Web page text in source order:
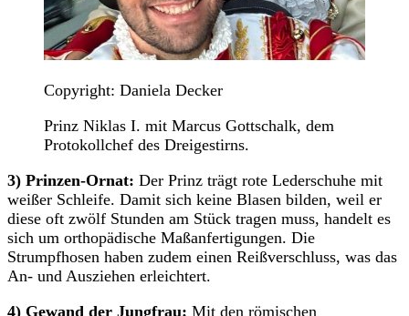
Copyright: Daniela Decker
Prinz Niklas I. mit Marcus Gottschalk, dem
Protokollchef des Dreigestirns.
3) Prinzen-Ornat: Der Prinz trägt rote Lederschuhe mit
weißer Schleife. Damit sich keine Blasen bilden, weil er
diese oft zwölf Stunden am Stück tragen muss, handelt es
sich um orthopädische Maßanfertigungen. Die
Strumpfhosen haben zudem einen Reißverschluss, was das
An- und Ausziehen erleichtert.
4) Gewand der Jungfrau: Mit den römischen